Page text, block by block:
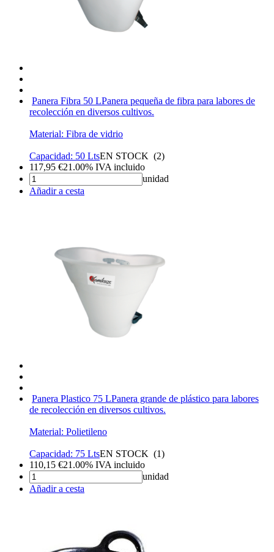
Panera Fibra 50 LPanera pequeña de fibra para labores de
recolección en diversos cultivos.
Material: Fibra de vidrio
Capacidad: 50 LtsEN STOCK (2)
117,95 €21.00% IVA incluido
unidad
Añadir a cesta
Panera Plastico 75 LPanera grande de plástico para labores
de recolección en diversos cultivos.
Material: Polietileno
Capacidad: 75 LtsEN STOCK (1)
110,15 €21.00% IVA incluido
unidad
Añadir a cesta